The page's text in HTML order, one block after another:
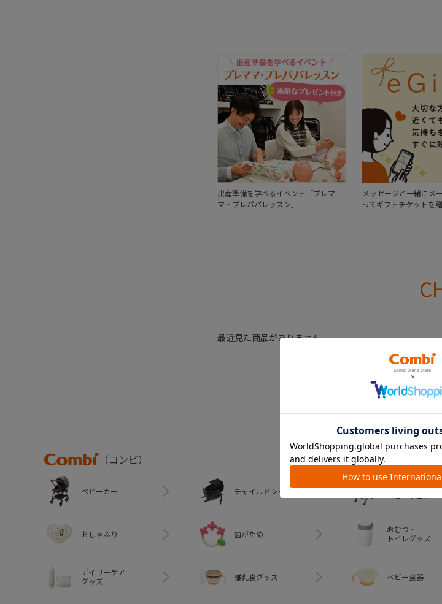
出産準備を学べるイベント「プレマ
マ・プレパパレッスン」
メッセージと一緒にメ
ってギフトチケットを贈
最近見た商品がありません。
カテゴリー
Combi
（コンビ）
ベビーカー チャイルドシート
ベビーラック＆
ベビーチェア
おしゃぶり 歯がため
おむつ・
トイレグッズ
デイリーケア
グッズ
離乳食グッズ ベビー食器